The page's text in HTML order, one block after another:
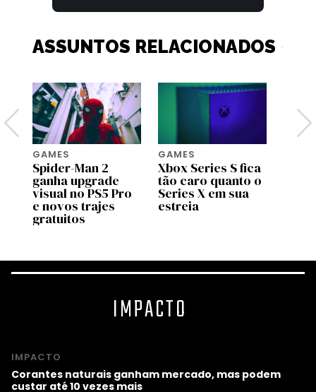
ASSUNTOS RELACIONADOS
GAMES
Spider-Man 2
ganha upgrade
visual no PS5 Pro
e novos trajes
gratuitos
GAMES
Xbox Series S fica
tão caro quanto o
Series X em sua
estreia
IMPACTO
IMPACTO
Corantes naturais ganham mercado, mas podem
custar até 10 vezes mais